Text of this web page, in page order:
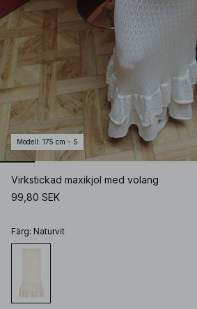
Modell : 175 cm - S
Virkstickad maxikjol med volang
99,80 SEK
Färg: Naturvit